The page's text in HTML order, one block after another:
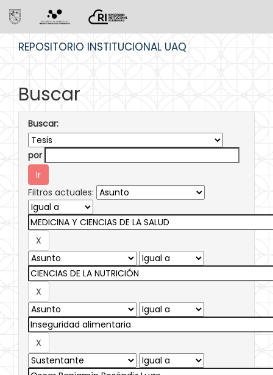
REPOSITORIO INSTITUCIONAL UAQ
Buscar
Buscar:
por
Filtros actuales: